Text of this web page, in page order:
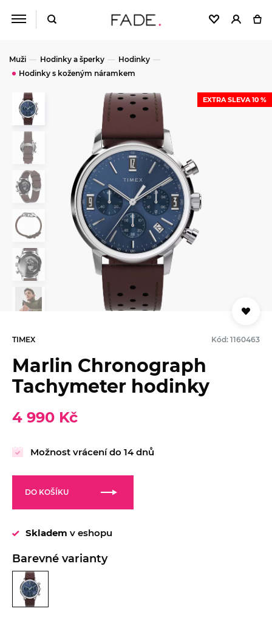
Muži Hodinky a šperky
Hodinky
Hodinky s koženým náramkem
EXTRA SLEVA 10 %
TIMEX Kód: 1160463
Marlin Chronograph
Tachymeter hodinky
4 990 Kč
Možnost vrácení do 14 dnů
DO KOŠÍKU
Skladem v eshopu
Barevné varianty